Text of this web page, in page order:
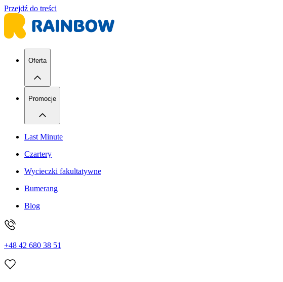
Przejdź do treści
Oferta
Promocje
Last Minute
Czartery
Wycieczki fakultatywne
Bumerang
Blog
+48 42 680 38 51